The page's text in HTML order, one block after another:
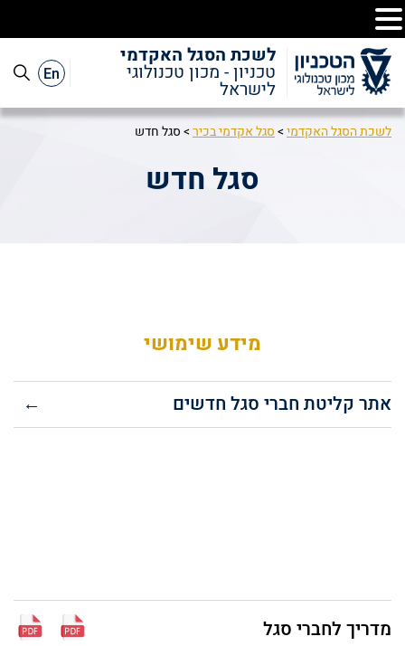
לשכת הסגל האקדמי
טכניון - מכון טכנולוגי
לישראל
En
לשכת הסגל האקדמי>סגל אקדמי בכיר>סגל חדש
סגל חדש
מידע שימושי
אתר קליטת חברי סגל חדשים ←
מדריך לחברי סגל